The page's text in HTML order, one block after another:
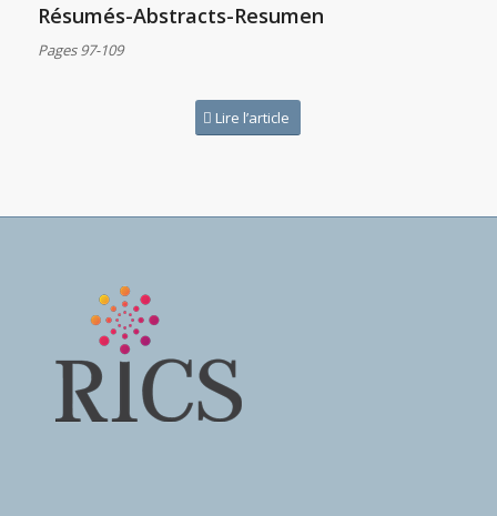
Résumés-Abstracts-Resumen
Pages 97-109
Lire l’article